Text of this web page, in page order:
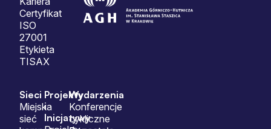
Certyfikat
ISO
27001
Etykieta
TISAX
Sieci
Miejska
sieć
Projekty
i
Inicjatywy
Wydarzenia
Konferencje
cykliczne